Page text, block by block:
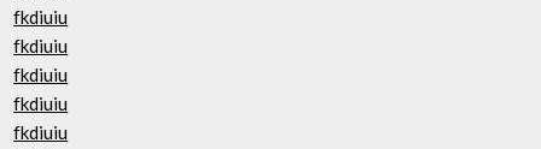
fkdiuiu
fkdiuiu
fkdiuiu
fkdiuiu
fkdiuiu